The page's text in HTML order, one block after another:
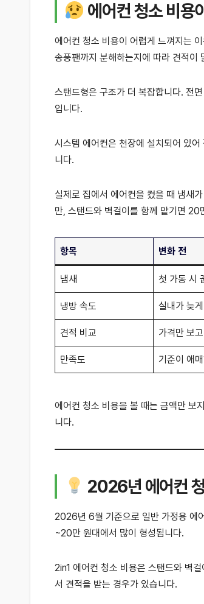
에어컨 청소 비용
에어컨 청소 비용이 어렵게 느껴지는
송풍팬까지 분해하는지에 따라 견적이
스탠드형은 구조가 더 복잡합니다. 전
입니다.
시스템 에어컨은 천장에 설치되어 있
니다.
실제로 집에서 에어컨을 켰을 때 냄새
만, 스탠드와 벽걸이를 함께 맡기면 20
항목 변화 전
냄새 첫 가동 시
냉방 속도 실내가 늦
견적 비교 가격만 보
만족도 기준이 애
에어컨 청소 비용을 볼 때는 금액만 보
니다.
2026년 에어컨
2026년 6월 기준으로 일반 가정용 에
~20만 원대에서 많이 형성됩니다.
2in1 에어컨 청소 비용은 스탠드와 벽
서 견적을 받는 경우가 있습니다.